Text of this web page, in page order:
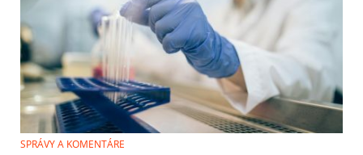
SPRÁVY A KOMENTÁRE